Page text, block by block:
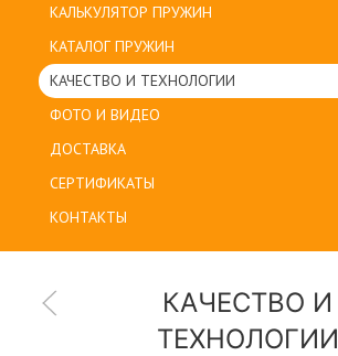
КАЛЬКУЛЯТОР ПРУЖИН
КАТАЛОГ ПРУЖИН
КАЧЕСТВО И ТЕХНОЛОГИИ
ФОТО И ВИДЕО
ДОСТАВКА
СЕРТИФИКАТЫ
КОНТАКТЫ
КАЧЕСТВО И
ТЕХНОЛОГИИ